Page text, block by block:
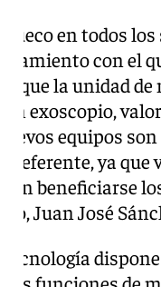
en todos
con el
, ya que la unidad
exoscopio,
equipos
referente, ya
beneficiarse
Juan José
tecnología